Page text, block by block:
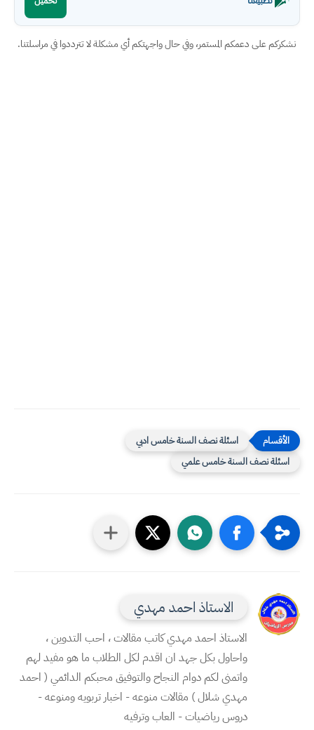
نشكركم على دعمكم المستمر، وفي حال واجهتكم أي مشكلة لا تترددوا في مراسلتنا.
اسئلة نصف السنة خامس ادبي
اسئلة نصف السنة خامس علمي
الاستاذ احمد مهدي
الاستاذ احمد مهدي كاتب مقالات ، احب التدوين ،
واحاول بكل جهد ان اقدم لكل الطلاب ما هو مفيد لهم
واتمنى لكم دوام النجاح والتوفيق محبكم الدائمي ( احمد
مهدي شلال ) مقالات منوعه - اخبار تربويه ومنوعه -
دروس رياضيات - العاب وترفيه